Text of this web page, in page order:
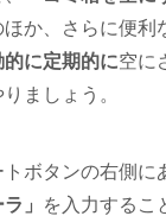
か、さらに便利
的に定期的に空に
ましょう。
トボタンの右側に
」 を入力するこ